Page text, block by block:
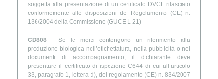
soggetta alla presentazione di un certificato DVCE rilasciato
conformemente alle disposizioni del Regolamento (CE) n.
136/2004 della Commissione (GUCE L 21)
CD808 - Se le merci contengono un riferimento alla
produzione biologica nell’etichettatura, nella pubblicità o nei
documenti di accompagnamento, il dichiarante deve
presentare il certificato di ispezione C644 di cui all’articolo
33, paragrafo 1, lettera d), del regolamento (CE) n. 834/2007